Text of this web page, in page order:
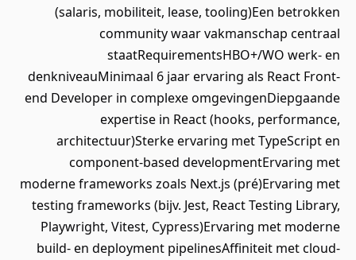
(salaris, mobiliteit, lease, tooling)Een betrokken
community waar vakmanschap centraal
staatRequirementsHBO+/WO werk- en
denkniveauMinimaal 6 jaar ervaring als React Front-
end Developer in complexe omgevingenDiepgaande
expertise in React (hooks, performance,
architectuur)Sterke ervaring met TypeScript en
component-based developmentErvaring met
moderne frameworks zoals Next.js (pré)Ervaring met
testing frameworks (bijv. Jest, React Testing Library,
Playwright, Vitest, Cypress)Ervaring met moderne
build- en deployment pipelinesAffiniteit met cloud-